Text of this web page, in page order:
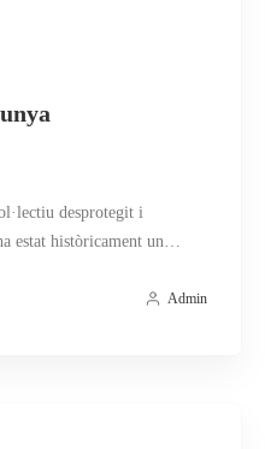
desprotegit i
estat històricament un…
Admin